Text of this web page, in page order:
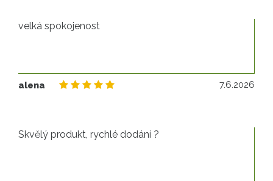
velká spokojenost
alena 7.6.2026
Skvělý produkt, rychlé dodání ?